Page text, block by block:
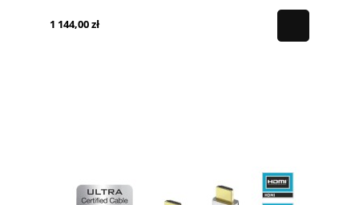
1 144,00 zł